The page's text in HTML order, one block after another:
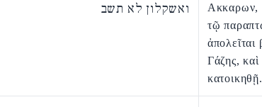
ואשקלון לא תשב
Ακκαρων,
τῷ
ἀπολεῖται
Γάζης,
κατοικηθῇ.